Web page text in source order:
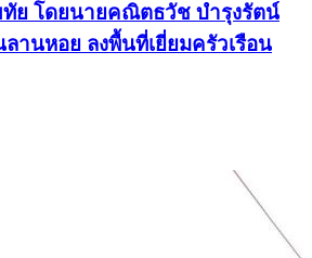
ทัย โดยนายคณิตธวัช บำรุงรัตน์
านหอย ลงพื้นที่เยี่ยมครัวเรือน